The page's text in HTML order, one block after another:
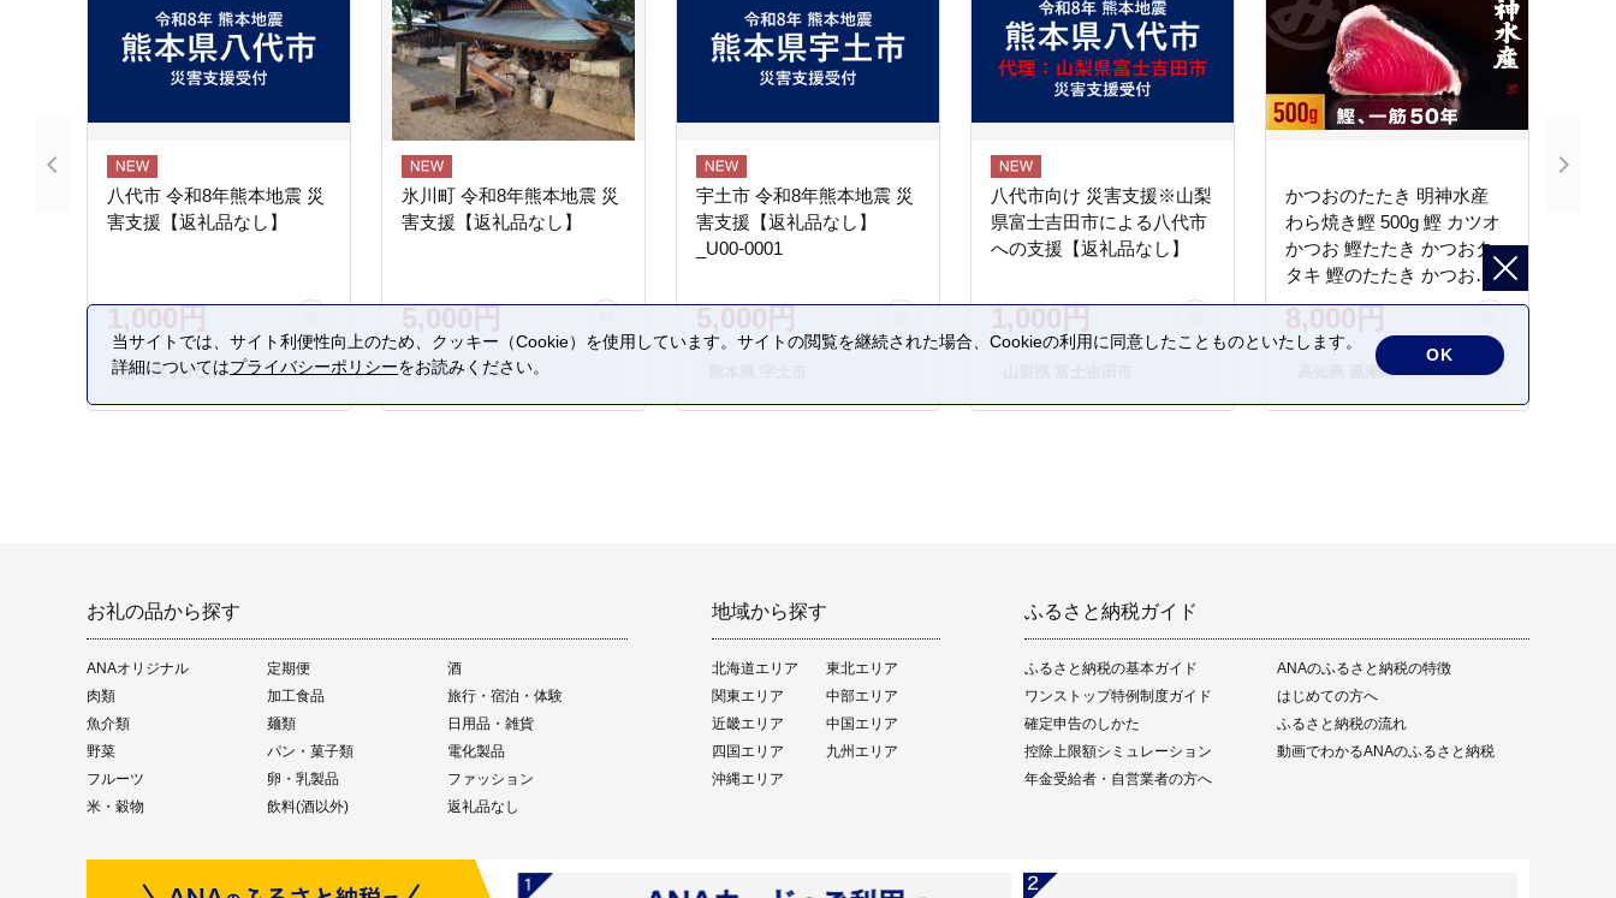
八代市 令和8年熊本地震 災
害支援【返礼品なし】
1,000円
熊本県 八代市
氷川町 令和8年熊本地震 災
害支援【返礼品なし】
5,000円
熊本県 氷川町
宇土市 令和8年熊本地震 災
害支援【返礼品なし】
_U00-0001
5,000円
八代市向け 災害支援※山梨
県富士吉田市による八代市
への支援【返礼品なし】
1,000円
かつおのたたき 明神水産
わら焼き鰹 500g 鰹 カツオ
かつお 鰹たたき かつおタ
タキ 鰹のたたき かつおの
タタキ 藁焼き わら焼き 魚
さかな 海鮮 刺身 お刺身 冷
凍 ご家庭用 グルメ 特産品
ご当地 本場 高知 黒潮町 ギ
フト 贈答品 人気 返礼品 ふ
8,000円
高知県 黒潮町
お礼の品から探す
ANAオリジナル 定期便
酒
肉類
加工食品
旅行・宿泊・体験
魚介類
麺類
日用品・雑貨
野菜
パン・菓子類
電化製品
フルーツ
卵・乳製品
ファッション
米・穀物
飲料(酒以外) 返礼品なし
地域から探す
北海道エリア
東北エリア
関東エリア
中部エリア
近畿エリア
中国エリア
四国エリア
九州エリア
沖縄エリア
ふるさと納税ガイド
ふるさと納税の基本ガイド
ANAのふるさと納税の特徴
ワンストップ特例制度ガイド
はじめての方へ
確定申告のしかた
ふるさと納税の流れ
控除上限額シミュレーション
動画でわかるANAのふるさと納税
年金受給者・自営業者の方へ
当サイトでは、サイト利便性向上のため、クッキー（Cookie）を使用しています。サイトの閲覧を継続された場合、Cookieの利用に同意したことものといたします。
詳細についてはプライバシーポリシーをお読みください。
OK